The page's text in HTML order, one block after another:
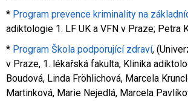
* Program prevence kriminality na
adiktologie 1. LF UK a VFN v Praze; Petra
* Program Škola podporující zdraví,
v Praze, 1. lékařská fakulta, Klinika
Boudová, Linda Fröhlichová, Marcela
Martinková, Marie Nejedlá, Marcela